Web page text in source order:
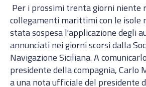
Per i prossimi trenta giorni niente
collegamenti marittimi con le isole
stata sospesa l'applicazione degli
annunciati nei giorni scorsi dalla
Navigazione Siciliana. A
presidente della compagnia, Carlo
a una nota ufficiale del presidente